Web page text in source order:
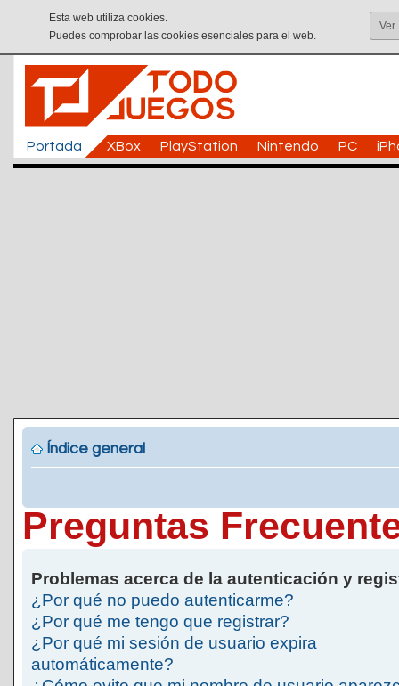
Esta web utiliza cookies.
Puedes comprobar las cookies esenciales para el web.
Ver
Portada XBox PlayStation Nintendo PC
Índice general
Preguntas
Problemas acerca de la autenticación y
¿Por qué no puedo autenticarme?
¿Por qué me tengo que registrar?
¿Por qué mi sesión de usuario expira
automáticamente?